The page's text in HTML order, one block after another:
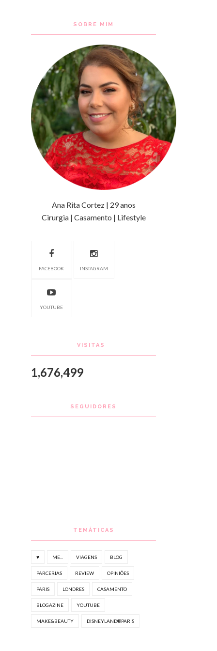
SOBRE MIM
Ana Rita Cortez | 29 anos
Cirurgia | Casamento | Lifestyle
FACEBOOK INSTAGRAM
YOUTUBE
VISITAS
1,676,499
SEGUIDORES
TEMÁTICAS
♥ ME... VIAGENS BLOG
PARCERIAS REVIEW OPINIÕES
PARIS LONDRES CASAMENTO
BLOGAZINE YOUTUBE
MAKE&BEAUTY DISNEYLAND®PARIS